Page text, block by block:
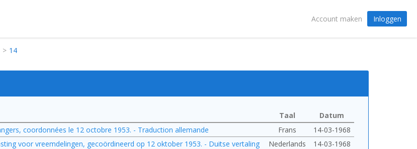
Account maken Inloggen
14
Taal
Datum
coordonnées le 12 octobre 1953. - Traduction allemande
Frans
14-03-1968
voor vreemdelingen, gecoördineerd op 12 oktober 1953. - Duitse vertaling
Nederlands
14-03-1968